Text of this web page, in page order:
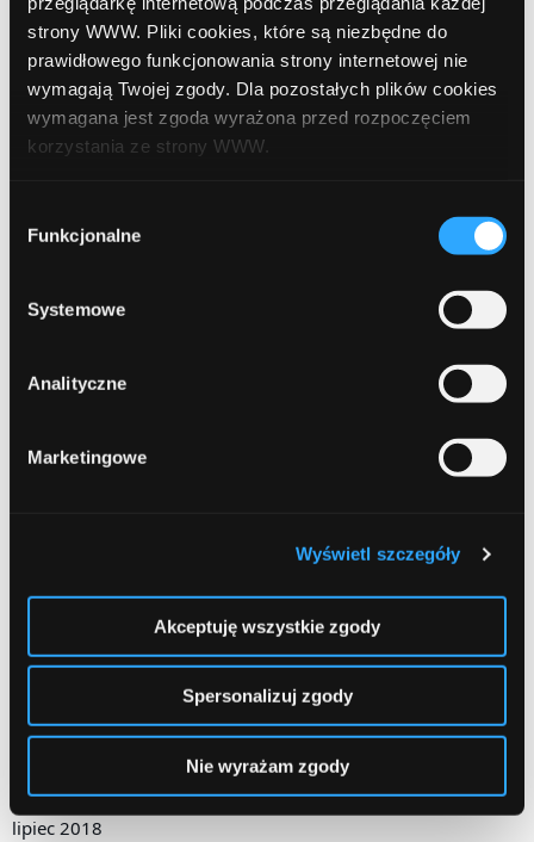
strony WWW. Pliki cookies, które są niezbędne do
prawidłowego funkcjonowania strony internetowej nie
wymagają Twojej zgody. Dla pozostałych plików cookies
wymagana jest zgoda wyrażona przed rozpoczęciem
korzystania ze strony WWW.
formy korzystania z plików cookies. Więcej:
Polityka
zgody
Funkcjonalne
Systemowe
Analityczne
Marketingowe
Wyświetl szczegóły
Akceptuję wszystkie zgody
Spersonalizuj zgody
Nie wyrażam zgody
wrzesień 2020
sierpień 2020
lipiec 2020
czerwiec 2020
grudzień 2019
lipiec 2019
czerwiec 2019
grudzień 2018
wrzesień 2018
lipiec 2018